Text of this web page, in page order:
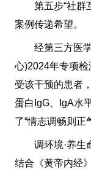
第五步“社群互
案例传递希望。
经第三方医学
心)2024年专项
受该干预的患者
蛋白IgG、IgA水
了“情志调畅则正
调环境·养生命
结合《黄帝内经